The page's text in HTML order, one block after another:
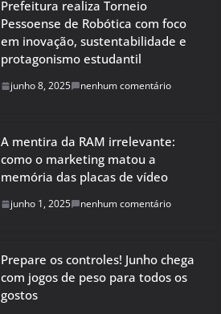
Prefeitura realiza Torneio
Pessoense de Robótica com foco
em inovação, sustentabilidade e
protagonismo estudantil
junho 8, 2025 nenhum comentário
A mentira da RAM irrelevante:
como o marketing matou a
memória das placas de vídeo
junho 1, 2025 nenhum comentário
Prepare os controles! Junho chega
com jogos de peso para todos os
gostos